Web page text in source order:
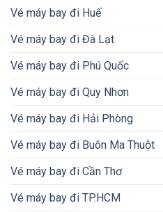
Vé máy bay đi Huế
Vé máy bay đi Đà Lạt
Vé máy bay đi Phú Quốc
Vé máy bay đi Quy Nhơn
Vé máy bay đi Hải Phòng
Vé máy bay đi Buôn Ma Thuột
Vé máy bay đi Cần Thơ
Vé máy bay đi TP.HCM